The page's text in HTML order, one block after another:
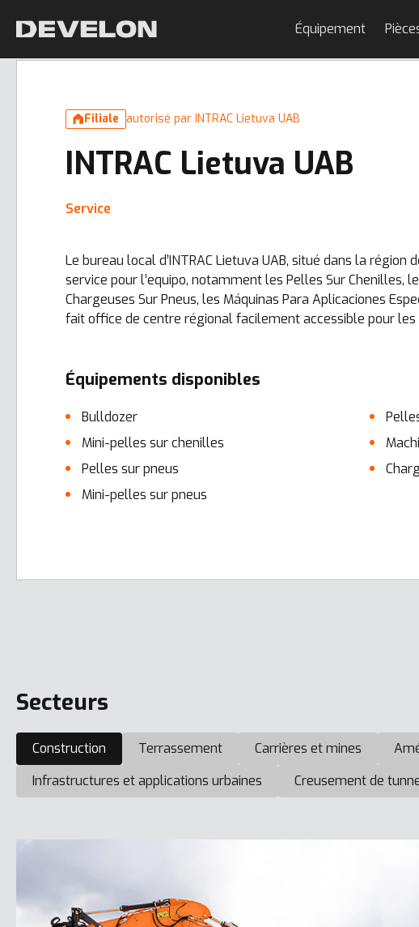
Équipement
Filiale autorisé par INTRAC Lietuva UAB
INTRAC Lietuva UAB
Service
Le bureau local d’INTRAC Lietuva UAB, situé dans la région
service pour l’equipo, notamment les Pelles Sur Chenilles,
Chargeuses Sur Pneus, les Máquinas Para Aplicaciones
fait office de centre régional facilement accessible pour les
Équipements disponibles
Bulldozer
Mini-pelles sur chenilles
Pelles sur pneus
Mini-pelles sur pneus
Secteurs
Construction Terrassement Carrières et mines
Infrastructures et applications urbaines
Creusement de